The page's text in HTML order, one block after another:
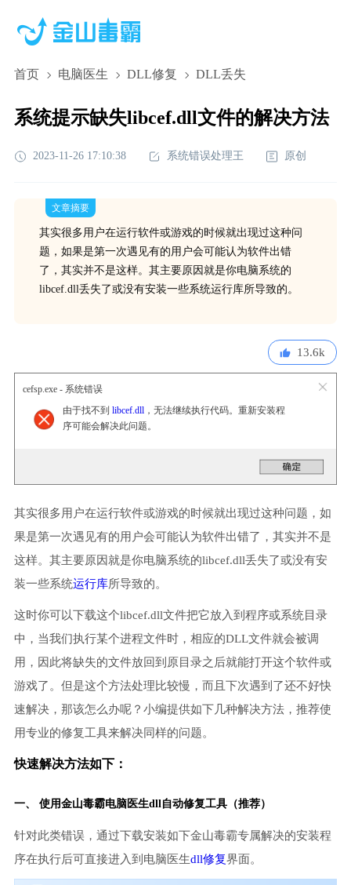
首页 电脑医生 DLL修复 DLL丢失
系统提示缺失libcef.dll文件的解决方法
2023-11-26 17:10:38 系统错误处理王 原创
文章摘要
其实很多用户在运行软件或游戏的时候就出现过这种问
题，如果是第一次遇见有的用户会可能认为软件出错
了，其实并不是这样。其主要原因就是你电脑系统的
libcef.dll丢失了或没有安装一些系统运行库所导致的。
13.6k
cefsp.exe - 系统错误
由于找不到 libcef.dll，无法继续执行代码。重新安装程
序可能会解决此问题。
其实很多用户在运行软件或游戏的时候就出现过这种问题，如
果是第一次遇见有的用户会可能认为软件出错了，其实并不是
这样。其主要原因就是你电脑系统的libcef.dll丢失了或没有安
装一些系统运行库所导致的。
这时你可以下载这个libcef.dll文件把它放入到程序或系统目录
中，当我们执行某个进程文件时，相应的DLL文件就会被调
用，因此将缺失的文件放回到原目录之后就能打开这个软件或
游戏了。但是这个方法处理比较慢，而且下次遇到了还不好快
速解决，那该怎么办呢？小编提供如下几种解决方法，推荐使
用专业的修复工具来解决同样的问题。
快速解决方法如下：
一、 使用金山毒霸电脑医生dll自动修复工具（推荐）
针对此类错误，通过下载安装如下金山毒霸专属解决的安装程
序在执行后可直接进入到电脑医生dll修复界面。